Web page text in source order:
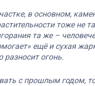
в основном,
тоже не
та же –
ещё и сухая
разносит огонь.
с прошлым годом,